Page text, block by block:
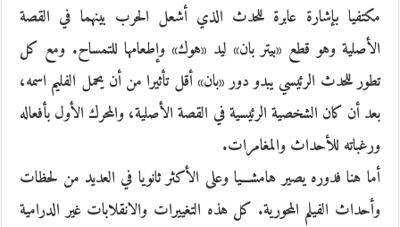
مكتفيا بإشارة عابرة للحدث الذي أشعل الحرب بينهما في القصة
الأصلية وهو قطع «بيتر بان» ليد «هوك» وإطعامها للتمساح. ومع كل
تطور للحدث الرئيسي يبدو دور «بان» أقل تأثيرا من أن يحمل الفليم اسمه،
بعد أن كان الشخصية الرئيسية في القصة الأصلية، والمحرك الأول بأفعاله
ورغباته للأحداث والمغامرات.
أما هنا فدوره يصير هامشـــيا وعلى الأكثر ثانويا في العديد من لحظات
وأحداث الفيلم المحورية. كل هذه التغييرات والانقلابات غير الدرامية